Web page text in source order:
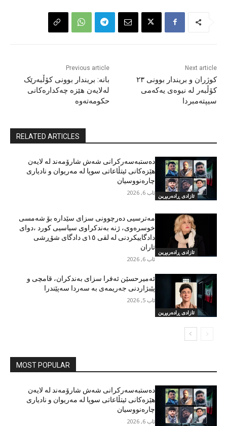
Previous article
بانە: بریندار بوونی کۆڵبەرێک
لەلایەن هێزە چەکدارەکانی
حکومەتەوە
Next article
کوژران و بریندار بوونی ٢٣
کۆڵبەر لە نیوەی یەکەمی
سیپتەمبردا
RELATED ARTICLES
ئازادی ڕادەربڕین
دەستبەسەرکرانی شەش شارۆمەند لە لایەن
هێزەکانی ئیتڵاعاتی سوپا لە مەریوان و نادیاری
چارەنووسیان
ئاب 6, 2026
ئازادی ڕادەربڕین
مەترسیی دەرچوونی سزای سێدارە بۆ شەمسی
خوسرەوی، ژنە بەندکراوی سیاسیی کورد ،دوای
دادگاییکردنی لە لقی ١٥ی دادگای شۆڕشی
تاران
ئاب 6, 2026
ئازادی ڕادەربڕین
ئەمیرحسێن ئەفرا سزای بەندکران، قامچی و
پێبژاردنی جەریمەی بە سەردا سەپێندرا
ئاب 5, 2026
MOST POPULAR
دەستبەسەرکرانی شەش شارۆمەند لە لایەن
هێزەکانی ئیتڵاعاتی سوپا لە مەریوان و نادیاری
چارەنووسیان
ئاب 6, 2026